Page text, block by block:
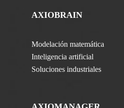
AXIOBRAIN
Modelación matemática
Inteligencia artificial
Soluciones industriales